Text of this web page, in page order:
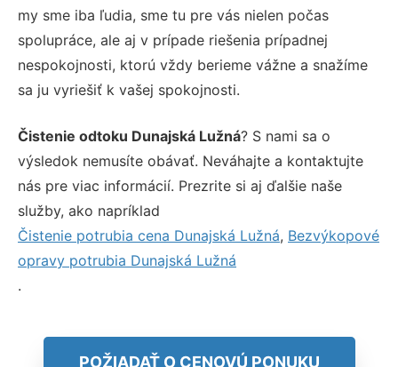
my sme iba ľudia, sme tu pre vás nielen počas
spolupráce, ale aj v prípade riešenia prípadnej
nespokojnosti, ktorú vždy berieme vážne a snažíme
sa ju vyriešiť k vašej spokojnosti.
Čistenie odtoku Dunajská Lužná? S nami sa o
výsledok nemusíte obávať. Neváhajte a kontaktujte
nás pre viac informácií. Prezrite si aj ďalšie naše
služby, ako napríklad
Čistenie potrubia cena Dunajská Lužná, Bezvýkopové
opravy potrubia Dunajská Lužná
.
POŽIADAŤ O CENOVÚ PONUKU